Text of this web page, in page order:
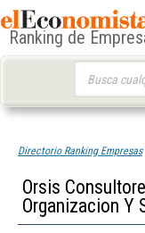
Ranking de
Directorio Ranking Empresas
Orsis
Organizacion Y